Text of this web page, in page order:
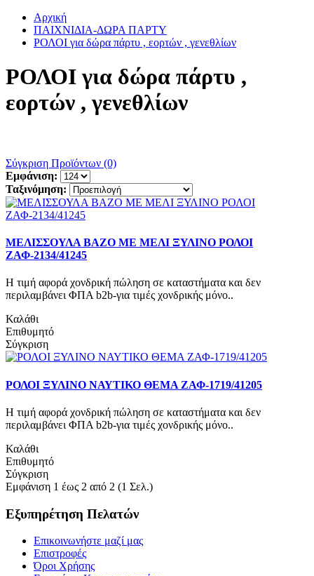
Αρχική
ΠΑΙΧΝΙΔΙΑ-ΔΩΡΑ ΠΑΡΤΥ
ΡΟΛΟΙ για δώρα πάρτυ , εορτών , γενεθλίων
ΡΟΛΟΙ για δώρα πάρτυ ,
εορτών , γενεθλίων
Σύγκριση Προϊόντων (0)
Εμφάνιση:
Ταξινόμηση:
ΜΕΛΙΣΣΟΥΛΑ ΒΑΖΟ ΜΕ ΜΕΛΙ ΞΥΛΙΝΟ ΡΟΛΟΙ
ΖΑΦ-2134/41245
Η τιμή αφορά χονδρική πώληση σε καταστήματα και δεν
περιλαμβάνει ΦΠΑ b2b-για τιμές χονδρικής μόνο..
Καλάθι
Επιθυμητό
Σύγκριση
ΡΟΛΟΙ ΞΥΛΙΝΟ ΝΑΥΤΙΚΟ ΘΕΜΑ ΖΑΦ-1719/41205
Η τιμή αφορά χονδρική πώληση σε καταστήματα και δεν
περιλαμβάνει ΦΠΑ b2b-για τιμές χονδρικής μόνο..
Καλάθι
Επιθυμητό
Σύγκριση
Εμφάνιση 1 έως 2 από 2 (1 Σελ.)
Εξυπηρέτηση Πελατών
Επικοινωνήστε μαζί μας
Επιστροφές
Όροι Χρήσης